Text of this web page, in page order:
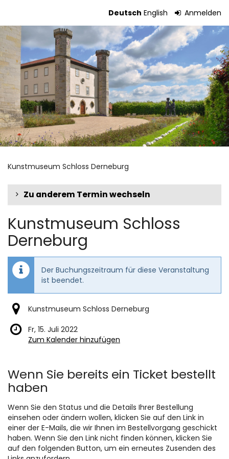
Inhalt
springen
Deutsch English Anmelden
Tickets
Kunstmuseum Schloss Derneburg
Zu anderem Termin wechseln
Kunstmuseum Schloss
Derneburg
Der Buchungszeitraum für diese Veranstaltung
ist beendet.
Kunstmuseum Schloss Derneburg
Fr, 15. Juli 2022
Zum Kalender hinzufügen
Wenn Sie bereits ein Ticket bestellt
haben
Wenn Sie den Status und die Details Ihrer Bestellung
einsehen oder ändern wollen, klicken Sie auf den Link in
einer der E-Mails, die wir Ihnen im Bestellvorgang geschickt
haben. Wenn Sie den Link nicht finden können, klicken Sie
auf den folgenden Button, um ein erneutes Zusenden des